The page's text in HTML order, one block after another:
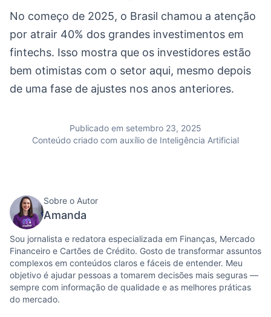
No começo de 2025, o Brasil chamou a atenção
por atrair 40% dos grandes investimentos em
fintechs. Isso mostra que os investidores estão
bem otimistas com o setor aqui, mesmo depois
de uma fase de ajustes nos anos anteriores.
Publicado em setembro 23, 2025
Conteúdo criado com auxílio de Inteligência Artificial
Sobre o Autor
Amanda
Sou jornalista e redatora especializada em Finanças, Mercado
Financeiro e Cartões de Crédito. Gosto de transformar assuntos
complexos em conteúdos claros e fáceis de entender. Meu
objetivo é ajudar pessoas a tomarem decisões mais seguras —
sempre com informação de qualidade e as melhores práticas
do mercado.